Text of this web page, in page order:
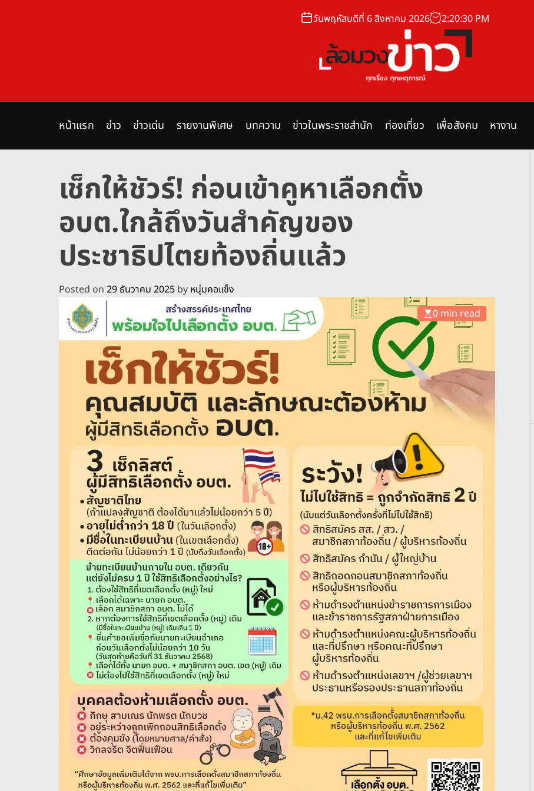
e
วันพฤหัสบดีที่ 6 สิงหาคม 2026 2:20:31 PM
อ
ม
ง
า
ว
หน้าแรก ข่าว ข่าวเด่น รายงานพิเศษ บทความ ข่าวในพระราชสำนัก ท่องเที่ยว เพื่อสังคม หางาน
เช็กให้ชัวร์! ก่อนเข้าคูหาเลือกตั้ง
อบต.ใกล้ถึงวันสำคัญของ
ประชาธิปไตยท้องถิ่นแล้ว
Posted on 29 ธันวาคม 2025 by หนุ่มคอแข็ง
0 min read